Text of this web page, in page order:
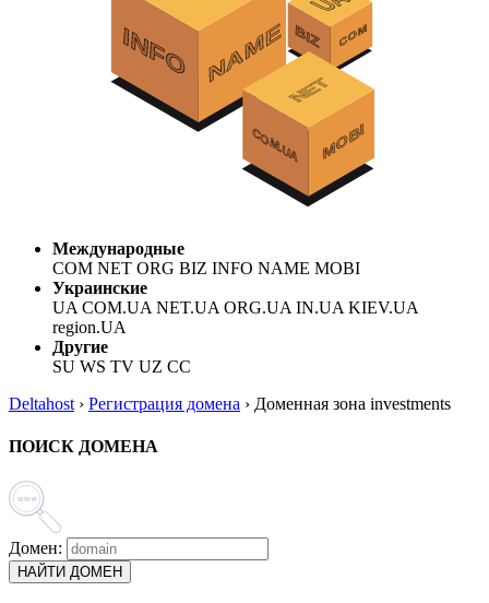
Международные
COM NET ORG BIZ INFO NAME MOBI
Украинские
UA COM.UA NET.UA ORG.UA IN.UA KIEV.UA
region.UA
Другие
SU WS TV UZ CC
Deltahost › Регистрация домена › Доменная зона investments
ПОИСК ДОМЕНА
Домен:
НАЙТИ ДОМЕН